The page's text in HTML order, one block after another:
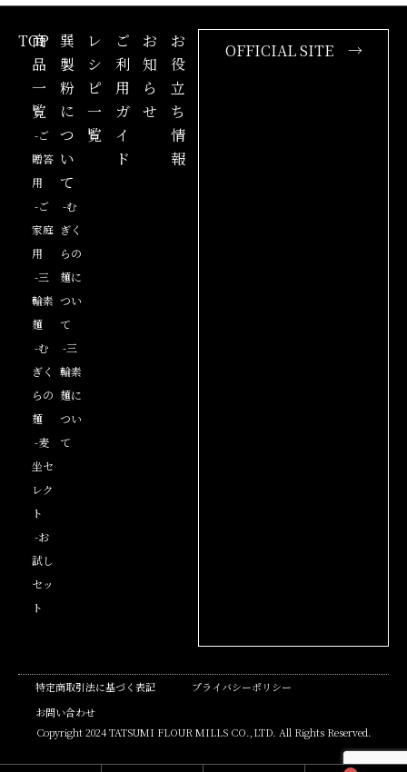
TOP
商
品
一
覧
-ご
贈答
用
-ご
家庭
用
-三
輪素
麺
-む
ぎく
らの
麺
-麦
坐セ
レク
ト
-お
試し
セッ
ト
巽
製
粉
に
つ
い
て
-む
ぎく
らの
麺に
つい
て
-三
輪素
麺に
つい
て
レ
シ
ピ
一
覧
ご
利
用
ガ
イ
ド
お
知
ら
せ
お
役
立
ち
情
報
OFFICIAL SITE →
特定商取引法に基づく表記
プライバシーポリシー
お問い合わせ
Copyright 2024 TATSUMI FLOUR MILLS CO.,LTD. All Rights Reserved.